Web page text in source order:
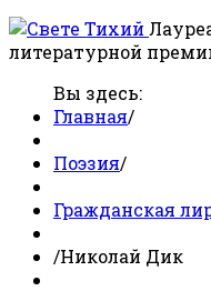
литературной
Вы здесь:
Главная/
Поэзия/
Гражданская
/Николай Дик